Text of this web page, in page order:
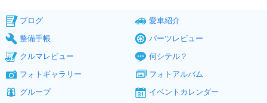
ブログ
愛車紹介
整備手帳
パーツレビュー
クルマレビュー
何シテル？
フォトギャラリー
フォトアルバム
グループ
イベントカレンダー